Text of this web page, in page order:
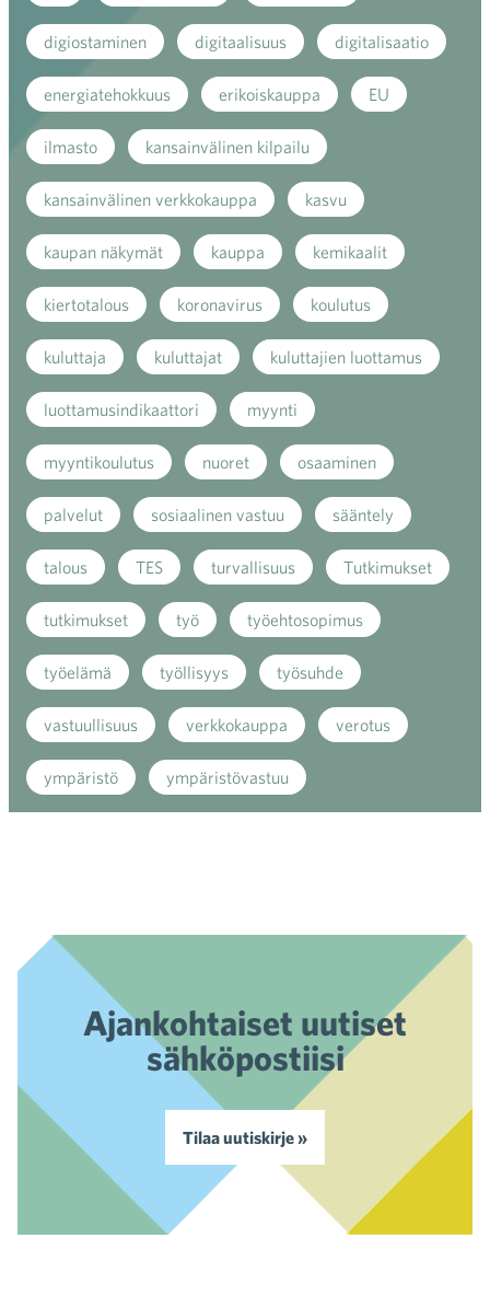
digiostaminen digitaalisuus digitalisaatio
energiatehokkuus erikoiskauppa EU
ilmasto kansainvälinen kilpailu
kansainvälinen verkkokauppa kasvu
kaupan näkymät kauppa kemikaalit
kiertotalous koronavirus koulutus
kuluttaja kuluttajat kuluttajien luottamus
luottamusindikaattori myynti
myyntikoulutus nuoret osaaminen
palvelut sosiaalinen vastuu sääntely
talous TES turvallisuus Tutkimukset
tutkimukset työ työehtosopimus
työelämä työllisyys työsuhde
vastuullisuus verkkokauppa verotus
ympäristö ympäristövastuu
Ajankohtaiset uutiset
sähköpostiisi
Tilaa uutiskirje »